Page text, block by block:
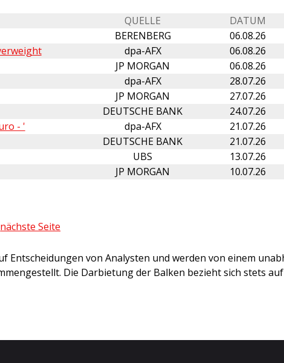
QUELLE DATUM
BERENBERG 06.08.26
dpa-AFX 06.08.26
JP MORGAN 06.08.26
dpa-AFX 28.07.26
JP MORGAN 27.07.26
DEUTSCHE BANK 24.07.26
- '
dpa-AFX 21.07.26
DEUTSCHE BANK 21.07.26
UBS 13.07.26
JP MORGAN 10.07.26
nächste Seite
von Analysten und werden von einem
Die Darbietung der Balken bezieht sich stets